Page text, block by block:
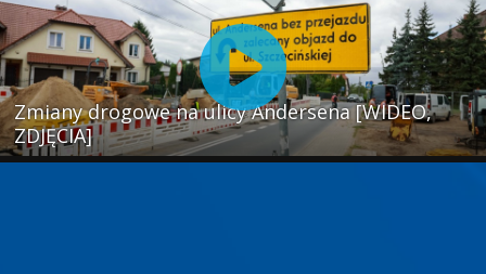
Zmiany drogowe na ulicy Andersena [WIDEO,
ZDJĘCIA]